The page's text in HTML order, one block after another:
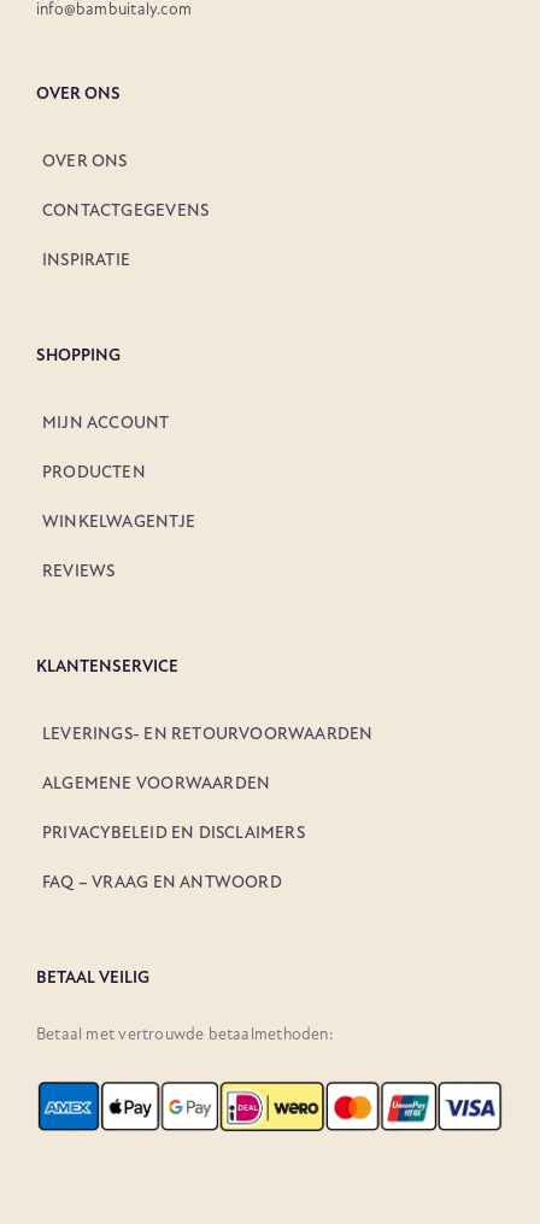
info@bambuitaly.com
OVER ONS
OVER ONS
CONTACTGEGEVENS
INSPIRATIE
SHOPPING
MIJN ACCOUNT
PRODUCTEN
WINKELWAGENTJE
REVIEWS
KLANTENSERVICE
LEVERINGS- EN RETOURVOORWAARDEN
ALGEMENE VOORWAARDEN
PRIVACYBELEID EN DISCLAIMERS
FAQ – VRAAG EN ANTWOORD
BETAAL VEILIG
Betaal met vertrouwde betaalmethoden: